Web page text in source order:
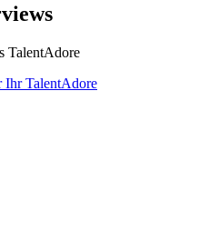
TalentAdore
Ihr TalentAdore